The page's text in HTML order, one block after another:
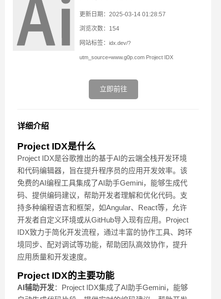
更新日期：2025-03-14 01:28:57
浏览次数：154
网站标签：idx.dev/?
utm_source=www.g0p.com Project IDX
立即前往
详细介绍
Project IDX是什么
Project IDX是谷歌推出的基于AI的云端全栈开发环境
和代码编辑器，旨在提升程序员的应用开发效率。该
免费的AI编程工具集成了AI助手Gemini，能够生成代
码、提供编码建议，帮助开发者理解和优化代码。支
持多种编程语言和框架，如Angular、React等，允许
开发者自定义环境或从GitHub导入现有应用。Project
IDX致力于简化开发流程，通过丰富的协作工具、跨环
境同步、配对调试等功能，帮助团队高效协作，提升
应用质量和开发速度。
Project IDX的主要功能
AI辅助开发：Project IDX集成了AI助手Gemini，能够